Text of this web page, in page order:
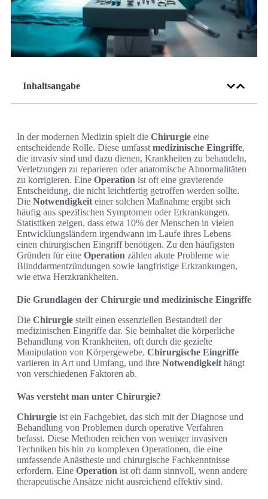
Inhaltsangabe
In der modernen Medizin spielt die Chirurgie eine
entscheidende Rolle. Diese umfasst medizinische Eingriffe,
die invasiv sind und dazu dienen, Krankheiten zu behandeln,
Verletzungen zu reparieren oder anatomische Abnormalitäten
zu korrigieren. Eine Operation ist oft eine gravierende
Entscheidung, die nicht leichtfertig getroffen werden sollte.
Die Notwendigkeit einer solchen Maßnahme ergibt sich
häufig aus spezifischen Symptomen oder Erkrankungen.
Statistiken zeigen, dass etwa 10% der Menschen in vielen
Entwicklungsländern irgendwann im Laufe ihres Lebens
einen chirurgischen Eingriff benötigen. Zu den häufigsten
Gründen für eine Operation zählen akute Probleme wie
Blinddarmentzündungen sowie langfristige Erkrankungen,
wie etwa Herzkrankheiten.
Die Grundlagen der Chirurgie und medizinische Eingriffe
Die Chirurgie stellt einen essenziellen Bestandteil der
medizinischen Eingriffe dar. Sie beinhaltet die körperliche
Behandlung von Krankheiten, oft durch die gezielte
Manipulation von Körpergewebe. Chirurgische Eingriffe
variieren in Art und Umfang, und ihre Notwendigkeit hängt
von verschiedenen Faktoren ab.
Was versteht man unter Chirurgie?
Chirurgie ist ein Fachgebiet, das sich mit der Diagnose und
Behandlung von Problemen durch operative Verfahren
befasst. Diese Methoden reichen von weniger invasiven
Techniken bis hin zu komplexen Operationen, die eine
umfassende Anästhesie und chirurgische Fachkenntnisse
erfordern. Eine Operation ist oft dann sinnvoll, wenn andere
therapeutische Ansätze nicht ausreichend effektiv sind.